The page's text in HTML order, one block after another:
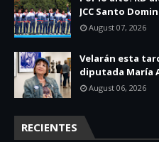
JCC Santo
August 07, 2026
Velarán esta
diputada María
August 06, 2026
RECIENTES